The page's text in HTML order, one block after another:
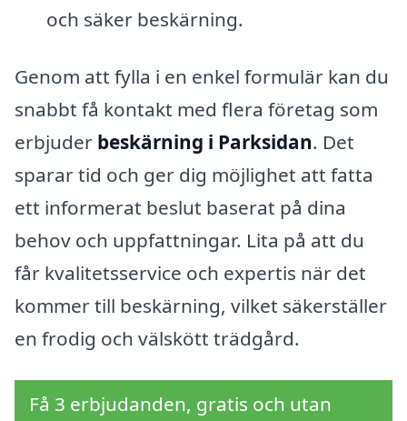
och säker beskärning.
Genom att fylla i en enkel formulär kan du
snabbt få kontakt med flera företag som
erbjuder beskärning i Parksidan. Det
sparar tid och ger dig möjlighet att fatta
ett informerat beslut baserat på dina
behov och uppfattningar. Lita på att du
får kvalitetsservice och expertis när det
kommer till beskärning, vilket säkerställer
en frodig och välskött trädgård.
Få 3 erbjudanden, gratis och utan